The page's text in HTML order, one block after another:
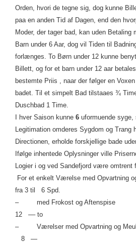
Orden, hvori de tegne sig, dog kunne
paa en anden Tid af Dagen, end den
Moder, der tager bad, kan uden Betaling
Barn under 6 Aar, dog vil Tiden til
forlænges. To Børn under 12 kunne
Billett, og for et barn under 12 aar
bestemte Priis , naar der følger en
badet. Til et simpelt Bad tilstaaes ¾
Duschbad 1 Time.
I hver Saison kunne 6 uformuende syge,
Legitimation omderes Sygdom og Trang
Directionen, erholde forskjellige bade
Ifølge inhentede Oplysninger ville
Logier i og ved Sandefjord være omtrent
For et enkelt Værelse med Opvartning
fra 3 til 6 Spd.
– med Frokost og
12 –– to
– Værelser med Opvartning
8 —